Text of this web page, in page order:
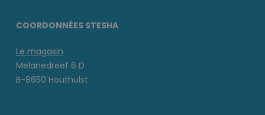
COORDONNÉES STESHA
Le magasin
Melanedreef 6 D
B-8650 Houthulst